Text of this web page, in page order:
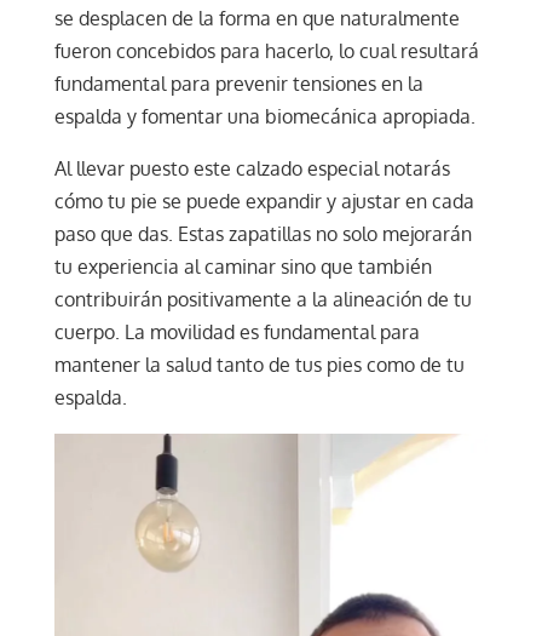
se desplacen de la forma en que naturalmente
fueron concebidos para hacerlo, lo cual resultará
fundamental para prevenir tensiones en la
espalda y fomentar una biomecánica apropiada.
Al llevar puesto este calzado especial notarás
cómo tu pie se puede expandir y ajustar en cada
paso que das. Estas zapatillas no solo mejorarán
tu experiencia al caminar sino que también
contribuirán positivamente a la alineación de tu
cuerpo. La movilidad es fundamental para
mantener la salud tanto de tus pies como de tu
espalda.